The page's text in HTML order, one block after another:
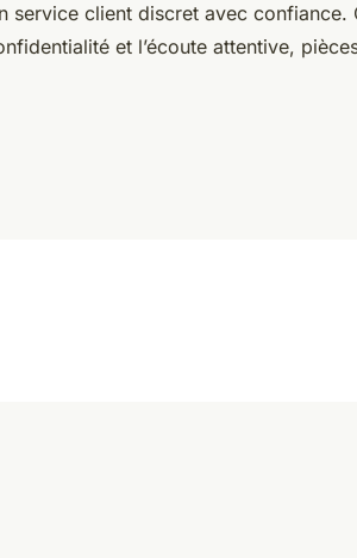
service client discret avec confiance.
et l’écoute attentive,